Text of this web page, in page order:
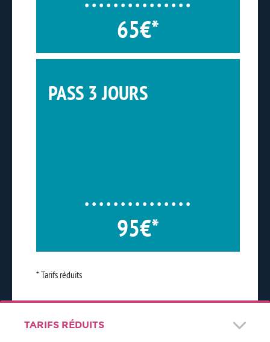
65€*
PASS 3 JOURS
95€*
* Tarifs réduits
TARIFS RÉDUITS